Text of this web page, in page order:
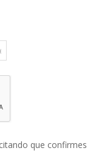
que confirmes